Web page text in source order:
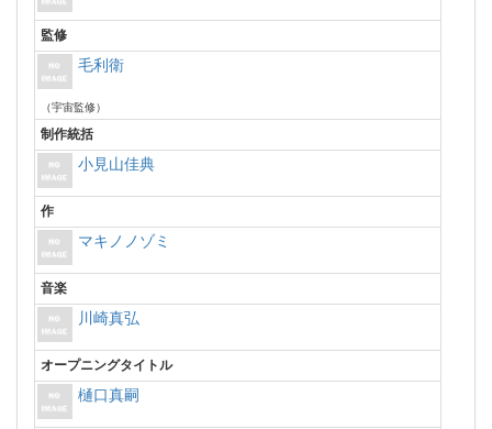
監修
毛利衛
（宇宙監修）
制作統括
小見山佳典
作
マキノノゾミ
音楽
川崎真弘
オープニングタイトル
樋口真嗣